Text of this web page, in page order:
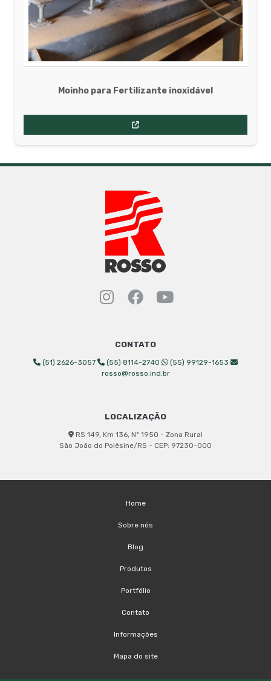
Moinho para Fertilizante inoxidável
Instagram Rosso
Facebook Rosso
YouTube
CONTATO
(51) 2626-3057 (55) 8114-2740
(55) 99129-1653
rosso@rosso.ind.br
LOCALIZAÇÃO
RS 149, Km 136, Nº 1950 - Zona Rural
São João do Polêsine/RS - CEP: 97230-000
Home
Sobre nós
Blog
Produtos
Portfólio
Contato
Informações
Mapa do site